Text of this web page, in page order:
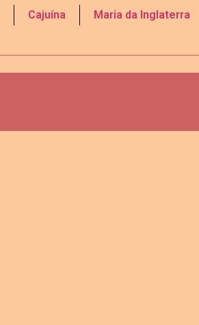
Cajuína Maria da Inglaterra